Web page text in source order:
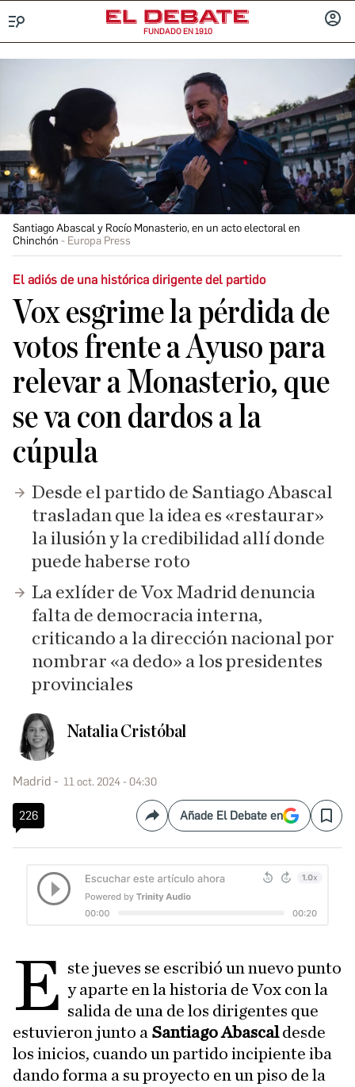
FUNDADO EN 1910
Santiago Abascal y Rocío Monasterio, en un acto electoral en
Chinchón
Europa Press
El adiós de una histórica dirigente del partido
Vox esgrime la pérdida de
votos frente a Ayuso para
relevar a Monasterio, que
se va con dardos a la
cúpula
Desde el partido de Santiago Abascal
trasladan que la idea es «restaurar»
la ilusión y la credibilidad allí donde
puede haberse roto
La exlíder de Vox Madrid denuncia
falta de democracia interna,
criticando a la dirección nacional por
nombrar «a dedo» a los presidentes
provinciales
Natalia Cristóbal
Madrid 11 oct. 2024 - 04:30
226 CompartirAñade El Debate en Save
E ste jueves se escribió un nuevo punto
y aparte en la historia de Vox con la
salida de una de los dirigentes que
estuvieron junto a Santiago Abascaldesde
los inicios, cuando un partido incipiente iba
dando forma a su proyecto en un piso de la